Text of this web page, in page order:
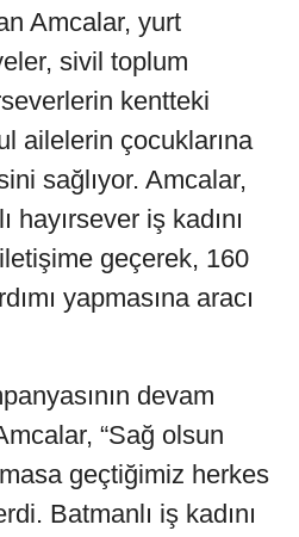
Amcalar, yurt
sivil toplum
kentteki
ailelerin çocuklarına
sağlıyor. Amcalar,
hayırsever iş kadını
geçerek, 160
yapmasına aracı
devam
“Sağ olsun
geçtiğimiz herkes
Batmanlı iş kadını